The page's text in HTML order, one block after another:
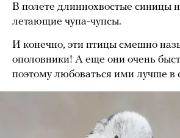
В полете длиннохвостые синицы
летающие чупа-чупсы.
И конечно, эти птицы смешно
ополовники! А еще они очень
поэтому любоваться ими лучше в